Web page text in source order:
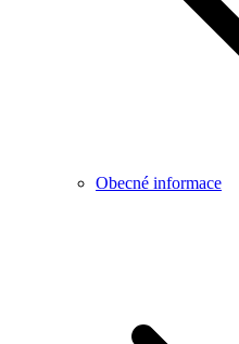
Obecné informace